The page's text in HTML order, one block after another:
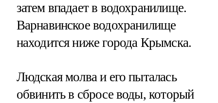
затем впадает в водохранилище.
Варнавинское водохранилище
находится ниже города Крымска.
Людская молва и его пыталась
обвинить в сбросе воды, который